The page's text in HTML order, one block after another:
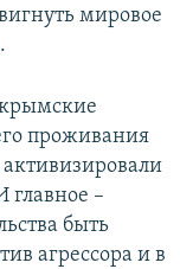
мировое
крымские
проживания
главное –
быть
агрессора и в